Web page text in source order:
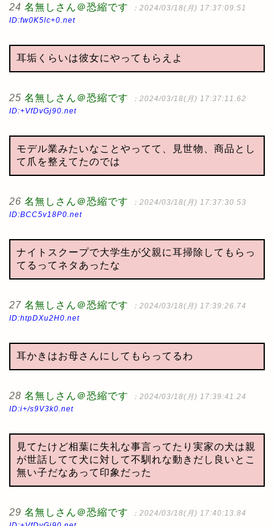
24 名無しさん＠恐縮です
：2024/03/18(月) 17:37:09.51
ID:fw0K5lc+0.net
耳垢くらいは彼女にやってもらえよ
25 名無しさん＠恐縮です
：2024/03/18(月) 17:37:11.62
ID:+VfDvGj90.net
モデル業みたいなことやってて、見世物、商品とし
て爪を整えてたのでは
26 名無しさん＠恐縮です
：2024/03/18(月) 17:37:30.53
ID:BCC5v18P0.net
ナイトスクープで大学生が父親に耳掃除してもらっ
てるってネタあったな
27 名無しさん＠恐縮です
：2024/03/18(月) 17:39:26.74
ID:htpDXu2H0.net
耳かきはお母さんにしてもらってるわ
28 名無しさん＠恐縮です
：2024/03/18(月) 17:39:41.24
ID:i+/s9V3k0.net
見てたけど相葉に失礼な事言ってたり実家の犬は親
が世話してて犬に対して不馴れな動きだし良いとこ
無い子だなあって印象だった
29 名無しさん＠恐縮です
：2024/03/18(月) 17:40:13.84